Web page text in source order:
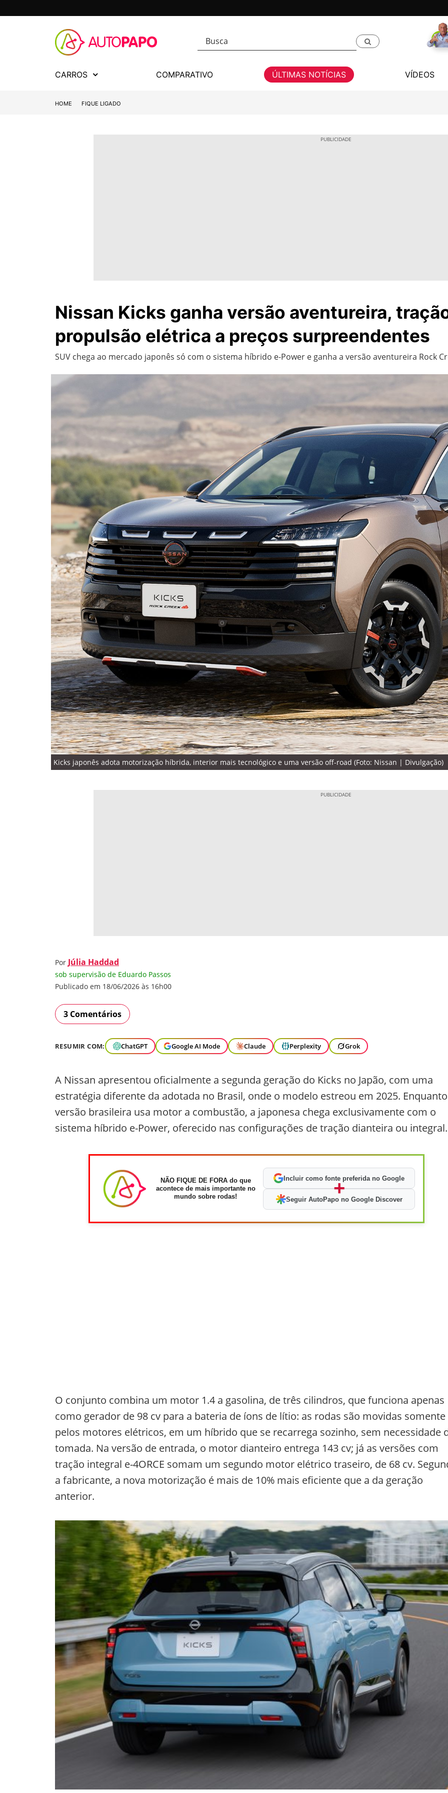
CARROS COMPARATIVO ÚLTIMAS NOTÍCIAS VÍDEOS
HOME FIQUE LIGADO
Nissan Kicks ganha versão aventureira,
propulsão elétrica a preços surpreendentes
SUV chega ao mercado japonês só com o sistema híbrido e-Power e ganha a versão aventureira Rock
Kicks japonês adota motorização híbrida, interior mais tecnológico e uma versão off-road (Foto: Nissan | Divulgação)
Por Júlia Haddad
sob supervisão de Eduardo Passos
Publicado em 18/06/2026 às 16h00
3 Comentários
RESUMIR COM: ChatGPT Google AI Mode Claude Perplexity Grok
A Nissan apresentou oficialmente a segunda geração do Kicks no Japão, com uma
estratégia diferente da adotada no Brasil, onde o modelo estreou em 2025.
versão brasileira usa motor a combustão, a japonesa chega exclusivamente com o
sistema híbrido e-Power, oferecido nas configurações de tração dianteira ou integral.
NÃO FIQUE DE FORA do que
acontece de mais importante no
mundo sobre rodas!
Incluir como fonte preferida no Google
+
Seguir AutoPapo no Google Discover
O conjunto combina um motor 1.4 a gasolina, de três cilindros, que funciona apenas
como gerador de 98 cv para a bateria de íons de lítio: as rodas são movidas somente
pelos motores elétricos, em um híbrido que se recarrega sozinho, sem necessidade
tomada. Na versão de entrada, o motor dianteiro entrega 143 cv; já as versões com
tração integral e-4ORCE somam um segundo motor elétrico traseiro, de 68 cv.
a fabricante, a nova motorização é mais de 10% mais eficiente que a da geração
anterior.